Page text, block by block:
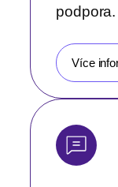
podpora.
Více